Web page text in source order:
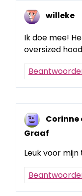
willeke
Ik doe mee!
oversized
Corinne
Graaf
Leuk voor